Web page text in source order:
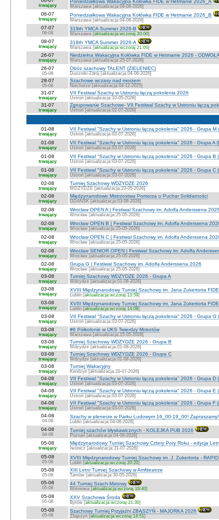
trwający
Poniedziałkowa Wakacyjna Kołówka FIDE w Hetmanie 2026_A
Warszawa [aktualizacja:04-08-2026]
06-07
trwający
Poniedziałkowa Wakacyjna Kołówka FIDE w Hetmanie 2026_B
Warszawa [aktualizacja:04-08-2026]
07-07
06-08
319th YMCA Summer 2026-B
Warszawa [aktualizacja:wczoraj 20:00]
08-07
trwający
318th YMCA Summer 2026-A
Warszawa [aktualizacja:wczoraj 21:00]
26-07
trwający
Niedzielna Wakacyjna Kołówka FIDE w Hetmanie 2026 -
Warszawa [aktualizacja:25-07-2026]
26-07
05-08
Obóz szachowy TALENT (ZIELENIEC)
Duszniki-Zdrój [aktualizacja:04-06-2026]
28-07
05-08
Szachowe wczasy nad morzem
Niechorze [aktualizacja:04-12-2025]
31-07
trwający
VII Festiwal Szachy w Ustroniu łączą pokolenia 2026
Ustroń [aktualizacja:10-05-2026]
31-07
trwający
Zgrupowanie Szachowe- VII Festiwal Szachy w Ustroniu łączą
Ustroń [aktualizacja:02-07-2026]
01-08
trwający
VII Festiwal "Szachy w Ustroniu łączą pokolenia" 2026 - Grupa M
Ustroń [aktualizacja:03-07-2026]
01-08
trwający
VII Festiwal "Szachy w Ustroniu łączą pokolenia" 2026 - Grupa A
Ustroń [aktualizacja:03-07-2026]
01-08
trwający
VII Festiwal "Szachy w Ustroniu łączą pokolenia" 2026 - Grupa B
Ustroń [aktualizacja:03-07-2026]
01-08
trwający
VII Festiwal "Szachy w Ustroniu łączą pokolenia" 2026 - Grupa C
Ustroń [aktualizacja:03-07-2026]
02-08
trwający
Turniej Szachowy WDZYDZE 2026
WDZYDZE [aktualizacja:23-05-2026]
02-08
trwający
Międzynarodowe Mistrzostwa Pomorza o Puchar Solidarności
GDAŃSK [aktualizacja:03-08-2026]
02-08
trwający
Wrocław OPEN A | Festiwal Szachowy im. Adolfa Anderssena
Wrocław [aktualizacja:25-05-2026]
02-08
trwający
Wrocław OPEN B | Festiwal Szachowy im. Adolfa Anderssena
Wrocław [aktualizacja:25-05-2026]
02-08
trwający
Wrocław OPEN C | Festiwal Szachowy im. Adolfa Anderssena
Wrocław [aktualizacja:25-05-2026]
02-08
trwający
Wrocław SENIOR OPEN | Festiwal Szachowy im. Adolfa
Wrocław [aktualizacja:25-05-2026]
02-08
trwający
Grupa G | Festiwal Szachowy im. Adolfa Anderssena 2026
Wrocław [aktualizacja:25-05-2026]
03-08
trwający
Turniej Szachowy WDZYDZE 2026 - Grupa A
Wdzydze [aktualizacja:01-08-2026]
03-08
trwający
XVIII Międzynarodowy Turniej Szachowy im. Jana Zukertorta
Lublin [aktualizacja:wczoraj 13:59]
03-08
trwający
XVIII Międzynarodowy Turniej Szachowy im. Jana Zukertorta
Lublin [aktualizacja:wczoraj 14:06]
03-08
trwający
VII Festiwal "Szachy w Ustroniu łączą pokolenia" 2026 - Grupa G
Ustroń [aktualizacja:03-07-2026]
03-08
trwający
#6 Półkolonie w UKS Twierdzy Mokotów
Warszawa [aktualizacja:15-05-2026]
03-08
trwający
Turniej Szachowy WDZYDZE 2026 - Grupa B
Wdzydze [aktualizacja:01-08-2026]
03-08
trwający
Turniej Szachowy WDZYDZE 2026 - Grupa C
Wdzydze [aktualizacja:01-08-2026]
03-08
trwający
Turniej Wakacyjny
Kwidzyn [aktualizacja:20-07-2026]
04-08
trwający
VII Festiwal "Szachy w Ustroniu łączą pokolenia" 2026 - Grupa D
Ustroń [aktualizacja:03-07-2026]
04-08
trwający
VII Festiwal "Szachy w Ustroniu łączą pokolenia" 2026 - Grupa E
Ustroń [aktualizacja:03-07-2026]
04-08
trwający
VII Festiwal "Szachy w Ustroniu łączą pokolenia" 2026 - Grupa F
Ustroń [aktualizacja:03-07-2026]
04-08
04-08
Szachy w plenerze w Parku Ludowym 16_00-19_00! Zapraszamy!
Lublin [aktualizacja:04-08-2026]
04-08
04-08
Turniej szachów błyskawicznych - KOLEJKA PUB 2026
Poznań [aktualizacja:04-08-2026]
05-08
trwający
Międzynarodowy Turniej Szachowy Cztery Pory Roku - edycja
Iwonicz [aktualizacja:31-07-2026]
05-08
05-08
XVIII Międzynarodowy Turniej Szachowy im. J. Zukertorta -
Lublin [aktualizacja:wczoraj 20:20]
05-08
05-08
XIII Letni Turniej Szachowy w Amfiteatrze
Tarnów [aktualizacja:30-05-2026]
05-08
05-08
44 Turniej Szach-Matowy
Wiśniowa [aktualizacja:wczoraj 19:40]
05-08
05-08
XXV Szachowa Środa
Bytów [aktualizacja:wczoraj 21:30]
05-08
05-08
Szachowy Turniej Przyjaźni ZBĄSZYŃ - MAJORKA 2026
Zbąszyń [aktualizacja:wczoraj 14:51]